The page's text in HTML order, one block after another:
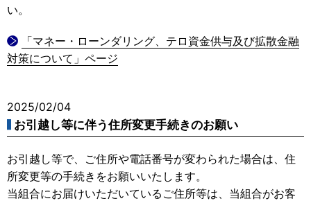
い。
「マネー・ローンダリング、テロ資金供与及び拡散金融
対策について」ページ
2025/02/04
お引越し等に伴う住所変更手続きのお願い
お引越し等で、ご住所や電話番号が変わられた場合は、住
所変更等の手続きをお願いいたします。
当組合にお届けいただいているご住所等は、当組合がお客